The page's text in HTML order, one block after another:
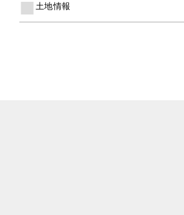
土地情報